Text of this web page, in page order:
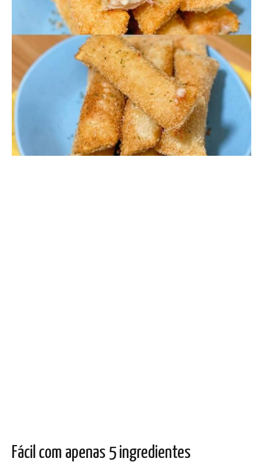
Fácil com apenas 5 ingredientes